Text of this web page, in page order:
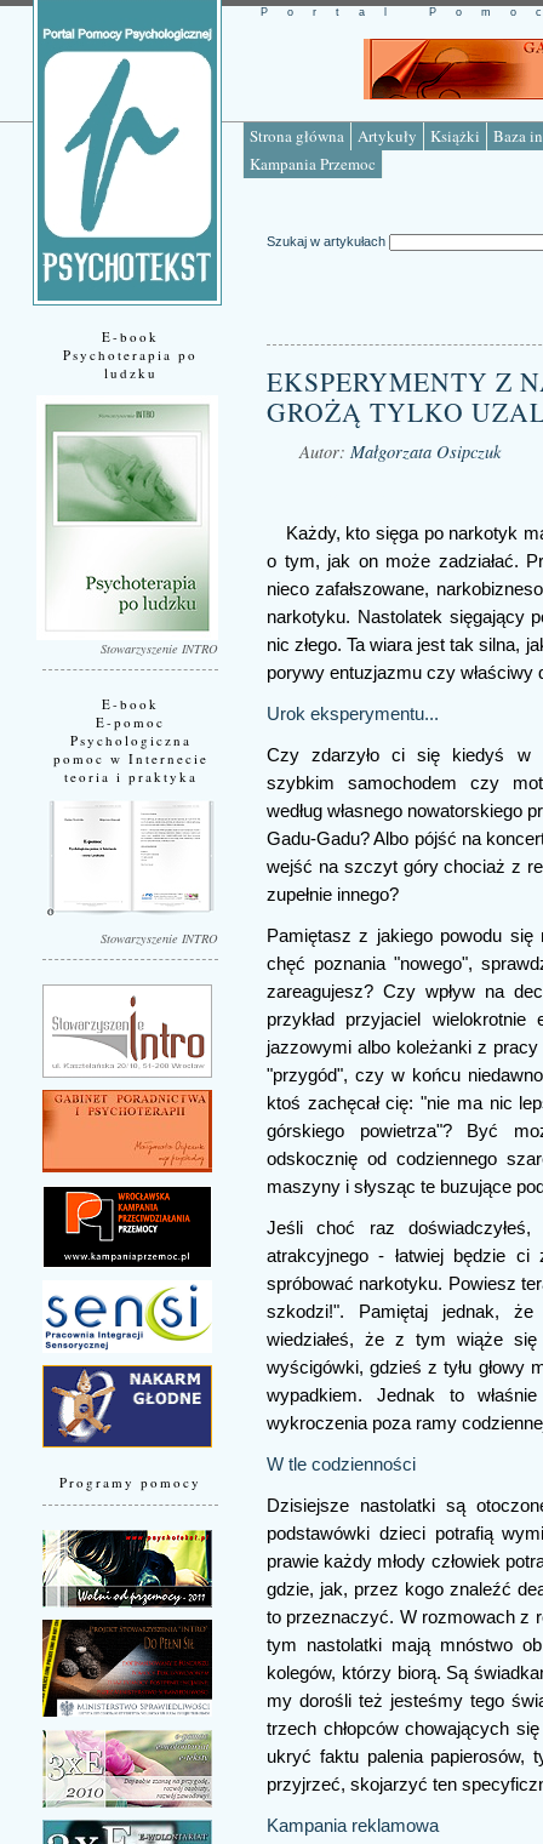
Strona główna Artykuły Książki
Baza
Kampania Przemoc
Portal
E-book
Psychoterapia po
ludzku
Stowarzyszenie INTRO
E-book
E-pomoc
Psychologiczna
pomoc w Internecie
teoria i praktyka
Stowarzyszenie INTRO
Programy pomocy
Szukaj w artykułach
EKSPERYMENTY Z
GROŻĄ TYLKO
Autor: Małgorzata Osipczuk
Każdy, kto sięga po narkotyk
o tym, jak on może zadziałać.
nieco zafałszowane,
narkotyku. Nastolatek sięgający
nic złego. Ta wiara jest tak silna,
porywy entuzjazmu czy właściwy
Urok eksperymentu...
Czy zdarzyło ci się kiedyś w
szybkim samochodem czy
według własnego nowatorskiego
Gadu-Gadu? Albo pójść na
wejść na szczyt góry chociaż z
zupełnie innego?
Pamiętasz z jakiego powodu się
chęć poznania "nowego",
zareagujesz? Czy wpływ na
przykład przyjaciel
jazzowymi albo koleżanki z
"przygód", czy w końcu
ktoś zachęcał cię: "nie ma nic
górskiego powietrza"? Być
odskocznię od codziennego
maszyny i słysząc te buzujące
Jeśli choć raz
atrakcyjnego - łatwiej będzie ci
spróbować narkotyku. Powiesz
szkodzi!". Pamiętaj jednak,
wiedziałeś, że z tym wiąże
wyścigówki, gdzieś z tyłu głowy
wypadkiem. Jednak to
wykroczenia poza ramy
W tle codzienności
Dzisiejsze nastolatki są
podstawówki dzieci potrafią
prawie każdy młody człowiek
gdzie, jak, przez kogo znaleźć
to przeznaczyć. W rozmowach z
tym nastolatki mają mnóstwo
kolegów, którzy biorą. Są
my dorośli też jesteśmy tego
trzech chłopców chowających
ukryć faktu palenia papierosów,
przyjrzeć, skojarzyć ten
Kampania reklamowa